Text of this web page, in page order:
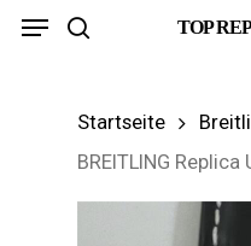
Skip
TOP
Menu
Startseite
BREITLING Replica